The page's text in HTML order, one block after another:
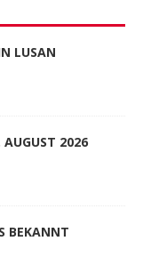
LUSAN
AUGUST 2026
BEKANNT